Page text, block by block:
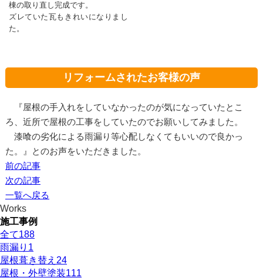
棟の取り直し完成です。
ズレていた瓦もきれいになりまし
た。
リフォームされたお客様の声
『屋根の手入れをしていなかったのが気になっていたとこ
ろ、近所で屋根の工事をしていたのでお願いしてみました。
漆喰の劣化による雨漏り等心配しなくてもいいので良かっ
た。』とのお声をいただきました。
前の記事
次の記事
一覧へ戻る
Works
施工事例
全て188
雨漏り 1
屋根葺き替え 24
屋根・外壁塗装111